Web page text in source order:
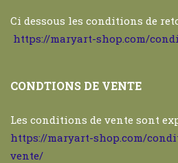
Ci dessous les conditions de
https://maryart-shop.com/
CONDTIONS DE VENTE
Les conditions de vente sont
https://maryart-shop.com/
vente/